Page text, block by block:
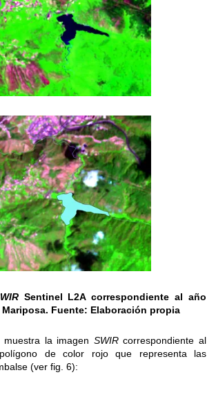
Sentinel L2A correspondiente al año
Mariposa. Fuente: Elaboración propia
la imagen SWIRcorrespondiente al
de color rojo que representa las
(ver fig. 6):